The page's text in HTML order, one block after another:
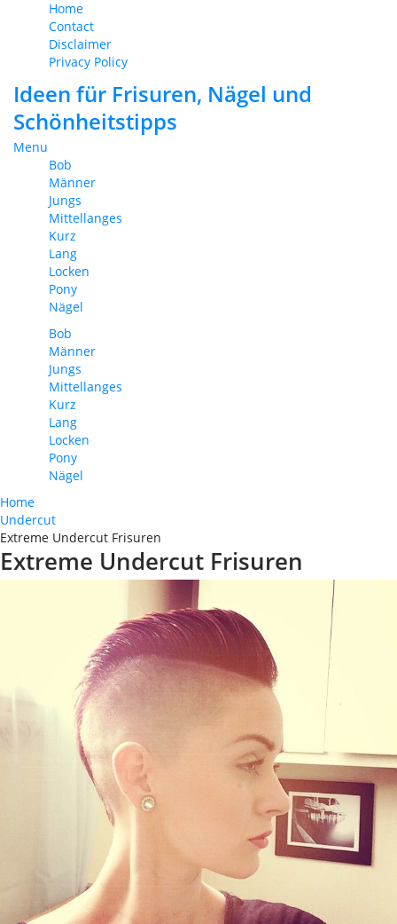
Home
Contact
Disclaimer
Privacy Policy
Ideen für Frisuren, Nägel und
Schönheitstipps
Menu
Bob
Männer
Jungs
Mittellanges
Kurz
Lang
Locken
Pony
Nägel
Bob
Männer
Jungs
Mittellanges
Kurz
Lang
Locken
Pony
Nägel
Home
Undercut
Extreme Undercut Frisuren
Extreme Undercut Frisuren